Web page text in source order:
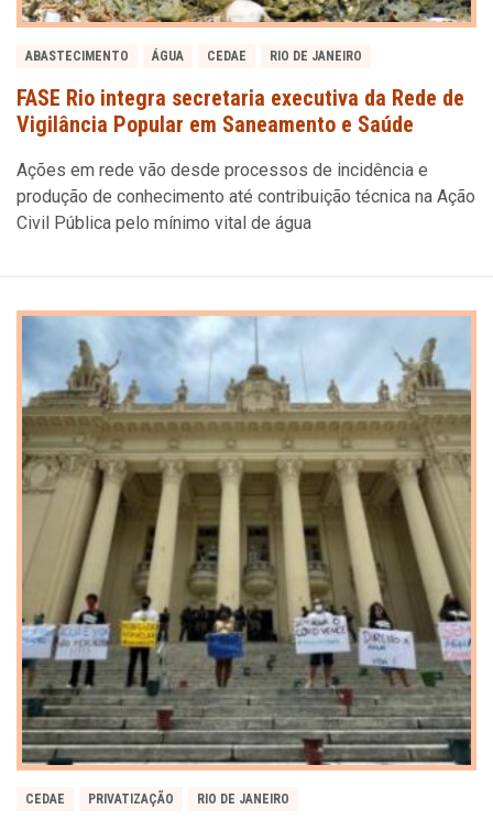
ABASTECIMENTO ÁGUA CEDAE RIO DE JANEIRO
FASE Rio integra secretaria executiva da Rede de
Vigilância Popular em Saneamento e Saúde
Ações em rede vão desde processos de incidência e
produção de conhecimento até contribuição técnica na Ação
Civil Pública pelo mínimo vital de água
CEDAE PRIVATIZAÇÃO RIO DE JANEIRO